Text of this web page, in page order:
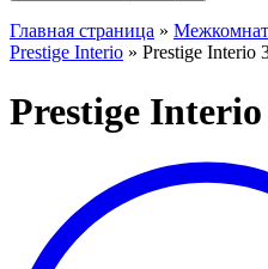
Главная страница »
Prestige Interio » Prestige Interio
Prestige Interio